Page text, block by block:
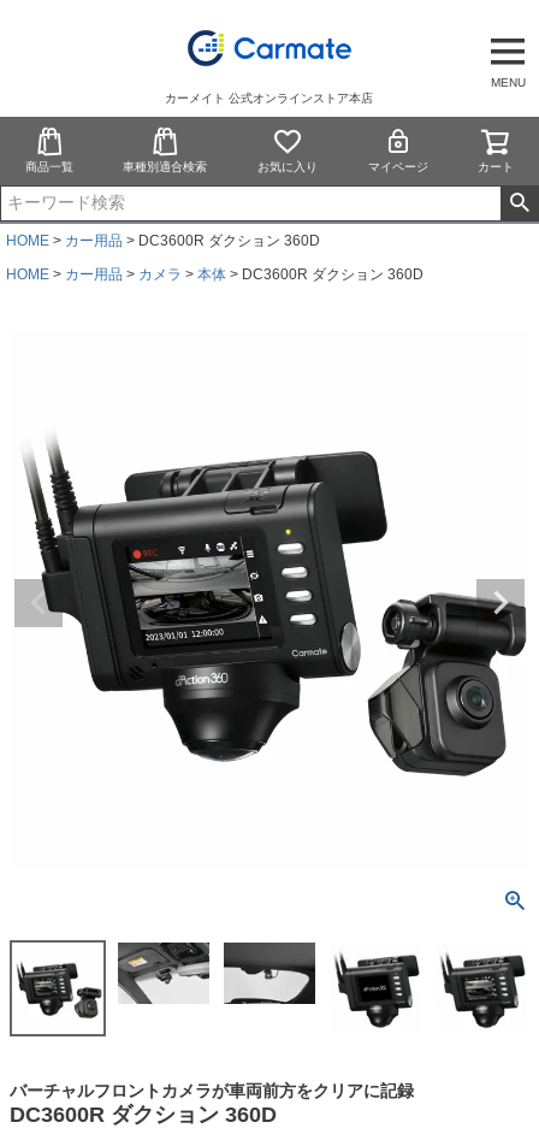
MENU
カーメイト 公式オンラインストア本店
商品一覧 車種別適合検索 お気に入り マイページ カート
HOME カー用品
DC3600R ダクション 360D
HOME
カー用品 カメラ 本体 DC3600R ダクション 360D
バーチャルフロントカメラが車両前方をクリアに記録
DC3600R ダクション 360D